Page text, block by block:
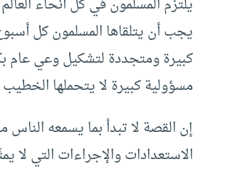
يلتزم المسلمون في كل أنحاء
يجب أن يتلقاها المسلمون كل
كبيرة ومتجددة لتشكيل وعي عام
مسؤولية كبيرة لا يتحملها
إن القصة لا تبدأ بما يسمعه
الاستعدادات والإجراءات التي لا